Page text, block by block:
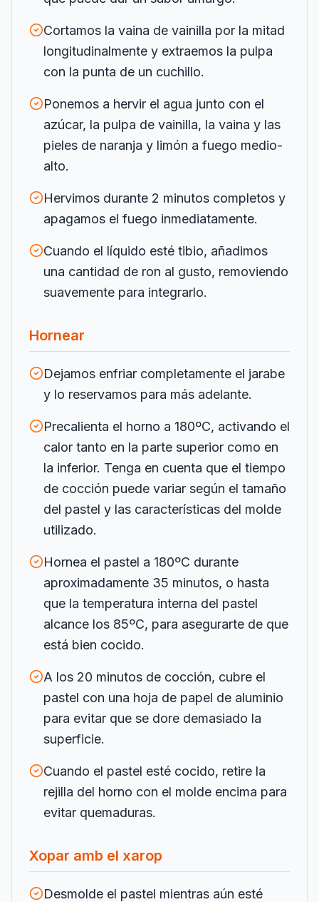
Cortamos la vaina de vainilla por la mitad
longitudinalmente y extraemos la pulpa
con la punta de un cuchillo.
Ponemos a hervir el agua junto con el
azúcar, la pulpa de vainilla, la vaina y las
pieles de naranja y limón a fuego medio-
alto.
Hervimos durante 2 minutos completos y
apagamos el fuego inmediatamente.
Cuando el líquido esté tibio, añadimos
una cantidad de ron al gusto, removiendo
suavemente para integrarlo.
Hornear
Dejamos enfriar completamente el jarabe
y lo reservamos para más adelante.
Precalienta el horno a 180ºC, activando el
calor tanto en la parte superior como en
la inferior. Tenga en cuenta que el tiempo
de cocción puede variar según el tamaño
del pastel y las características del molde
utilizado.
Hornea el pastel a 180ºC durante
aproximadamente 35 minutos, o hasta
que la temperatura interna del pastel
alcance los 85ºC, para asegurarte de que
está bien cocido.
A los 20 minutos de cocción, cubre el
pastel con una hoja de papel de aluminio
para evitar que se dore demasiado la
superficie.
Cuando el pastel esté cocido, retire la
rejilla del horno con el molde encima para
evitar quemaduras.
Xopar amb el xarop
Desmolde el pastel mientras aún esté